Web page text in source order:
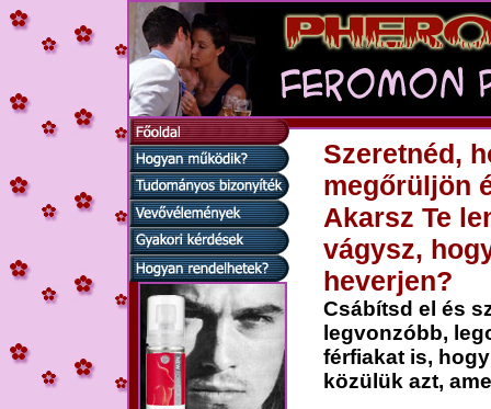
Szeretnéd,
megőrüljön
Akarsz Te
vágysz,
heverjen?
Csábítsd el és
legvonzóbb,
férfiakat is,
közülük azt,